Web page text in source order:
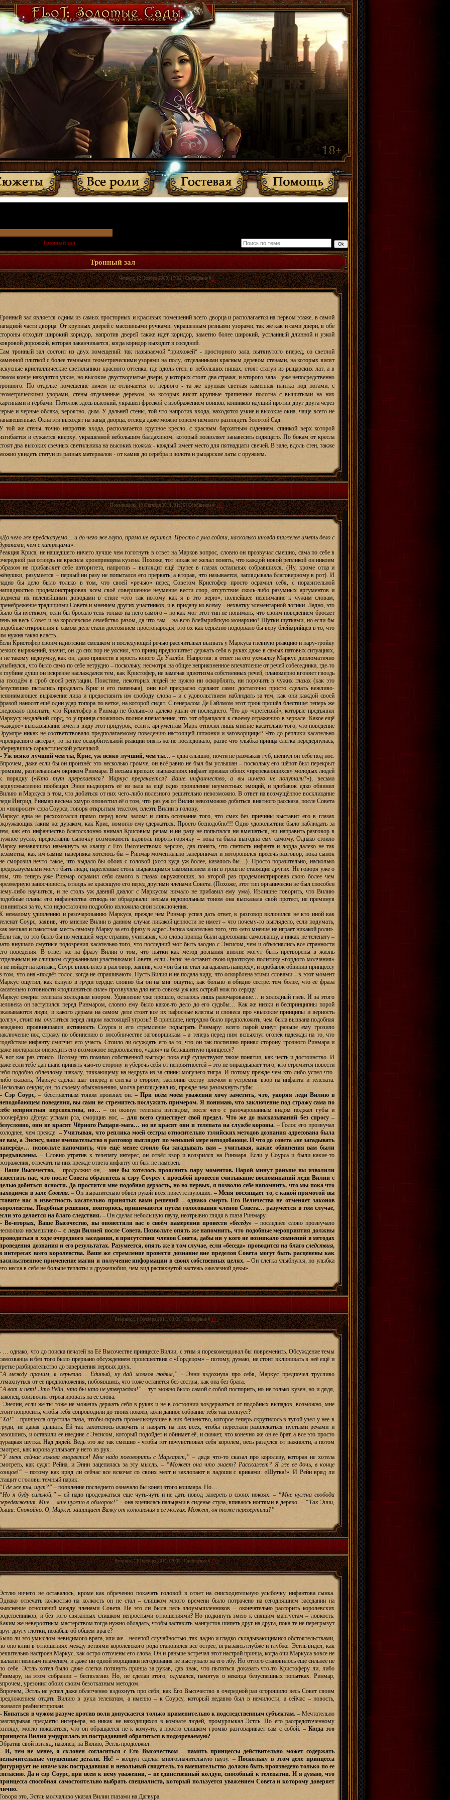
Тронный зал
Тронный зал
Четверг, 12 Ноября 2009, 17:52 | Сообщение #1
зал является одним из самых просторных и красивых помещений всего дворца и располагается на первом этаже, в самой
части дворца. От крупных дверей с массивными ручками, украшенным резными узорами, так же как и сами двери, в обе
отходит широкий коридор, напротив дверей также идет коридор, заметно более широкий, устланный длинной и узкой
дорожкой, которая заканчивается, когда коридор выходит в соседний.
тронный зал состоит из двух помещений: так называемой "прихожей" - просторного зала, вытянутого вперед, со светлой
плиткой с более темными геометрическими узорами на полу, отделанными красным деревом стенами, на которых висят
кристаллические светильники красного оттенка, где вдоль стен, в небольших нишах, стоят статуи из рыцарских лат, а в
конце находятся узкие, но высокие двустворчатые двери, у которых стоят два стража; и второго зала - уже непосредственно
По отделке помещение ничем не отличается от первого - та же крупная светлая каменная плитка под ногами, с
узорами, стены отделанные деревом, на которых висят крупные тряпичные полотна с вышитыми на них
и гербами. Потолок здесь высокий, украшен фреской с изображением воинов, конников идущий против друг друга через
и черные облака, вероятно, дым. У дальней стены, той что напротив входа, находятся узкие и высокие окна, чаще всего не
Окна эти выходят на запад дворца, отсюда даже можно совсем немного разглядеть Золотой Сад.
той же стены, точно напротив входа, располагается крупное кресло, с красным бархатным сидением, спинкой верх которой
и сужается кверху, украшенной небольшим балдахином, который позволяет занавесить сидящего. По бокам от кресла
два высоких свечных светильника на высоких ножках - каждый имеет место для пятнадцати свечей. В зале, вдоль стен, также
увидеть статуи из разных материалов - от камня до серебра и золота и рыцарские латы с оружием.
Понедельник, 10 Октября 2011, 01:36 | Сообщение #106
До чего же предсказуемо… и до чего же глупо, прямо не верится. Просто с ума сойти, насколько иногда тяжелее иметь дело с
чем с хитрецами».
Криса, не нашедшего ничего лучше чем гоготнуть в ответ на Марков вопрос, словно он прозвучал смешно, сама по себе в
раз отнюдь не красила кронпринцева кузена. Похоже, тот никак не желал понять, что каждой новой репликой он никоим
не прибавляет себе авторитета, напротив – выглядит ещё глупее в глазах остальных собравшихся. (Ну, кроме отца и
разумеется – первый ни разу не попытался его прервать, а вторая, что называется, заглядывала благоверному в рот). И
бы дело было только в том, что своей «речью» перед Советом Кристофер просто осрамил себя, с поразительной
продемонстрировав всем своё совершенное неумение вести спор, отсутствие сколь-либо разумных аргументов и
их нелепейшими доводами в стиле «это так потому как я в это верю», полнейшее невнимание к чужим словам,
традициями Совета и мнением других участников, и в придачу ко всему – нехватку элементарной логики. Ладно, это
бы пустяком, если бы бросало тень только на него самого – но как мог этот тип не понимать, что своим поведением бросает
на весь Совет и на королевское семейство разом, да что там – на всю блеймрийскую монархию! Шутки шутками, но если бы
откровения в самом деле стали достоянием простонародья, это ох как серьёзно подорвало бы веру блеймрийцев в то, что
нужна такая власть.
Кристофер своим идиотским смешком и последующей речью рассчитывал вызвать у Маркуса гневную реакцию и пару-тройку
выражений, значит, он до сих пор не уяснил, что принц предпочитает держать себя в руках даже в самых патовых ситуациях,
не такому недоумку, как он, дано привести в ярость юного Де Уаэлби. Напротив: в ответ на его ухмылку Маркус дипломатично
что было само по себе нетрудно – поскольку, несмотря на общее неприязненное впечатление от речей собеседника, где-то
глубине души он искренне наслаждался тем, как Кристофер, не замечая идиотизма собственных речей, планомерно вгоняет гвоздь
гвоздём в гроб своей репутации. Поистине, некоторых людей не нужно ни оскорблять, ни порочить в чужих глазах (как это
пытались проделать Крис и его папенька), они всё прекрасно сделают сами: достаточно просто сделать вежливо-
выражение лица и предоставить им свободу слова – и с удовольствием наблюдать за тем, как они каждой своей
наносят ещё один удар топора по ветке, на которой сидят. С генералом Де Гайлмом этот трюк прошёл блестяще: теперь же
признать, что Кристофер и Ринмар не больно-то далеко ушли от последнего. Что до «претензий», которые предъявил
недалёкий лорд, то у принца сложилось полное впечатление, что тот обращался к своему отражению в зеркале. Какое ещё
высказывание имел в виду этот придурок, если к аргументам Марк относил лишь мнение касательно того, что поведение
никак не соответствовало предполагаемому поведению настоящей шпионки и заговорщицы? Что до реплики касательно
актёра», то на неё оскорбительной реакции опять же не последовало, разве что улыбка принца слегка передёрнулась,
саркастической усмешкой.
Уж всяко лучший чем ты, Крис, уж всяко лучший, чем ты… – едва слышно, почти не размыкая губ, шепнул он себе под нос.
даже если бы он произнёс это несколько громче, он всё равно не был бы услышан – поскольку его шёпот был перекрыт
разгневанным окриком Ринмара. В весьма крепких выражениях инфант призвал обоих «пререкающихся» молодых людей
порядку («Кто тут пререкается? Маркус пререкается? Ваше инфанчество, а вы ничего не попутали?»), весьма
пообещал Энни выдворить её из зала за ещё одно проявление неуместных эмоций, и вдобавок едко обвинил
и Маркуса в том, что добиться от них чего-либо полезного решительно невозможно. В ответ на возмущённое восклицание
Ингрид, Ринмар весьма хмуро оповестил её о том, что раз уж от Вилии невозможно добиться внятного рассказа, после Совета
«попросит» сэра Соурса, говоря открытым текстом, влезть Вилии в голову.
едва не расхохотался прямо перед всем залом: и лишь осознание того, что смех без причины выставит его в глазах
таким же дураком, как Крис, помогло ему сдержаться. Просто бесподобно!!! Одно удовольствие было наблюдать за
как его инфанчество благосклонно внимал Крисовым речам и ни разу не попытался ни вмешаться, ни направить разговор в
русло, предоставив сыночку возможность вдоволь пороть горячку – пока та была выгодна ему самому. Однако стоило
ненавязчиво намекнуть на «вашу с Его Высочеством» версию, дав понять, что спетость инфанта и лорда далеко не так
как им самим наверняка хотелось бы – Ринмар моментально занервничал и поторопился пресечь разговор, пока сынок
сморозил нечто такое, что выдало бы обоих с головой (хотя куда уж более, казалось бы…). Просто поразительно, насколько
могут быть люди, наделённые столь выдающимся самомнением и ни в грош не ставящие других. Не говоря уже о
что теперь уже Ринмар осрамил себя самого в глазах окружающих, во второй раз продемонстрировав свою более чем
заносчивость, отнюдь не красящую его перед другими членами Совета. (Похоже, этот тип органически не был способен
либо научиться, и не столь уж давний диалог с Маркусом нимало не прибавил ему ума). Излишне говорить, что Вилию
планы его инфанчества отнюдь не обрадовали: весьма недовольным тоном она высказала свой протест, не преминув
за то, что недостаточно подробно изложила свои злоключения.
немалому удивлению и разочарованию Маркуса, прежде чем Ринмар успел дать ответ, в разговор вклинился не кто иной как
Соурс, заявив, что мнение Вилии в данном случае никакой ценности не имеет – что почему-то выглядело, если подумать,
мелкая и пакостная месть самому Марку за его фразу в адрес Энсиса касательно того, что «его мнение не играет никакой роли».
так, то это было бы по меньшей мере странно, учитывая, что слова принца были адресованы самозванцу, а никак не телепату –
внушало смутные подозрения касательно того, что последний мог быть заодно с Энсисом, чем и объяснялись все странности
поведения. В ответ же на фразу Вилии о том, что пытки как метод дознания вполне могут быть претворены в жизнь
не слишком сдержанными участниками Совета, если Энсис не оставит свою идиотскую политику «гордого молчания»
не пойдёт на контакт, Соурс вновь влез в разговор, заявив, что «он бы не стал загадывать наперёд», и вдобавок обвинив принцессу
том, что она «подаёт голос, когда не спрашивают». Пусть Вилия и не подала виду, что оскорблена этими словами – в этот момент
ощутил, как ёкнуло в груди сердце: словно бы он на миг ощутил, как больно и обидно сестре: тем более, что её фраза
готовности «подчиниться силе» прозвучала для него совсем уж как острый нож по сердцу.
смерил телепата холодным взором. Удивление уже прошло, осталось лишь разочарование… и холодный гнев. И за этого
он заступился перед Ринмаром, словно ему было какое-то дело до его судьбы… Как же низки и беспринципны порой
люди, и какого дерьма на самом деле стоят все их пафосные клятвы и словеса про «высокие принципы и верность
стоит им очутиться перед лицом настоящей угрозы! В принципе, нетрудно было предположить, чем была вызвана подобная
проявившаяся активность Соурса и его стремление подыграть Ринмару: всего парой минут раньше ему грозило
под стражу по обвинению в пособничестве заговорщикам – а теперь перед ним вспыхнул огонёк надежды на то, что
инфанту смягчит его участь. Стоило ли осуждать его за то, что он так поспешно принял сторону грозного Ринмара и
постарался опередить его возможное недовольство, «давя» на беззащитную принцессу?
вот как раз стоило. Потому что помимо собственной выгоды пока ещё существуют такие понятия, как честь и достоинство. И
если тебе дан шанс принять чью-то сторону и уберечь себя от неприятностей – это не оправдывает того, кто стремится повести
подобно облезлому шакалу, тявкающему на недруга из-за спины могучего тигра. И потому прежде чем кто-либо успел что-
сказать, Маркус сделал шаг вперёд и слегка в сторону, заслонив сестру плечом и устремив взор на инфанта и телепата.
секунд он, по своему обыкновению, молча разглядывал их, прежде чем разомкнуть губы.
Сэр Соурс, – бесстрастным тоном произнёс он.– При всём моём уважении хочу заметить, что, укоряя леди Вилию в
поведении, вы сами не стремитесь послужить примером. Я понимаю, что заключение под стражу сама по
неприятная перспектива, но… – он окинул телепата взглядом, после чего с разочарованным видом поджал губы и
дёрнул углами рта, сморщив нос,– для всего существует свой предел. Что же до высказываний без спросу –
они не красят Чёрного Рыцаря-мага… но не красят они и телепата на службе короны. – Голос его прозвучал
чем прежде. – Учитывая, что реплика моей сестры относительно тэлийских методов дознания адресована была
вам, а Энсису, ваше вмешательство в разговор выглядит по меньшей мере неподобающе. И что до совета «не загадывать
позвольте напомнить, что ещё менее стоило бы загадывать вам – учитывая, какие обвинения вам были
– Словно утратив к телепату интерес, он отвёл взор и воззрился на Ринмара. Если у Соурса и были какие-то
отвечать на них прежде ответа инфанту он был не намерен.
Ваше Высочество,– продолжил он,– мне бы хотелось прояснить пару моментов. Парой минут раньше вы изволили
нас, что после Совета обратитесь к сэру Соурсу с просьбой провести считывание воспоминаний леди Вилии с
добиться ясности. Да простится мне подобная дерзость, но во-первых, я позволю себе напомнить, что мы пока что
в зале Совета.– Он выразительно обвёл рукой всех присутствующих. – Меня восхищает то, с какой прямотой вы
нас в известность касательно принятых вами решений – однако смерть Его Величества не отменяет законов
Подобные решения, повторюсь, принимаются путём голосования членов Совета… разумеется в том случае,
это делается на благо следствия. – Он сделал небольшую паузу, неотрывно глядя в глаза Ринмару.
Во-вторых, Ваше Высочество, вы оповестили вас о своём намерении провести «беседу» – последнее слово прозвучало
насмешливо– с леди Вилией после Совета. Позвольте опять же напомнить, что подобные мероприятия должны
в ходе очередного заседания, в присутствии членов Совета, дабы ни у кого не возникало сомнений в методах
дознания и его результатах. Разумеется, опять же в том случае, если «беседа» проводится на благо следствия,
интересах всего королевства. Ваше же стремление провести дознание вне пределов Совета могут быть расценены как
применение магии и получение информации в своих собственных целях. – Он слегка улыбнулся, но улыбка
несла в себе не больше теплоты и дружелюбия, чем вид распахнутой настежь «железной девы».
Вторник, 11 Октября 2011, 00:25 | Сообщение #107
… однако, что до поиска печатей на Её Высочестве принцессе Вилии, с этим я порекомендовал бы повременить. Обсуждение темы
и без того было прервано обсуждением происшествия с «Гордецом» – потому, думаю, не стоит вклинивать в неё ещё и
разбирательство до завершения первых двух.
между прочим, я серьезно… Единый, ну дай мозгов людям,” - Энни вздохнула про себя, Маркус предпочел трусливо
от ее предположения, побоявшись, что тоже останется без сестры, как она без брата.
вот и нет! Это Рейн, что бы кто не утверждал!” – тут можно было самой с собой поспорить, но не только кузен, но и дядя,
соизволил отреагировать на ее слова.
Энелин, если же ты тоже не можешь держать себя в руках и не в состоянии воздержаться от подобных выпадов, возможно, мне
попросить, чтобы тебя сопроводили до твоих покоев, коли данное собрание тебя так волнует?
- принцесса опустила глаза, чтобы скрыть промелькнувшее в них бешенство, которое теперь скрутилось в тугой узел у нее в
не давая дышать. Ей так захотелось вскочить и наорать на них всех, чтобы перестали развлекаться пустыми речами и
и оставили ее наедине с Энсисом, который подойдет и обнимет её, и скажет, что конечно же он ее брат, а все это просто
шутка. Над дядей. Ведь это же так смешно - чтобы тот почувствовал себя королем, весь раздулся от важности, а потом
как корона уплывает у него из рук.
меня сейчас голова взорвется! Мне надо поговорить с Маргарет,” – дядя что-то сказал про королеву, которая не хотела
как судят Рейна, и Энни зацепилась за эту мысль. – “Может она что знает? Расскажет? Я же ее дочь, в конце
– потому как вряд ли сейчас все вскочат со своих мест и захлопают в ладоши с криками: «Шутка!». И Рейн вряд ли
с головы темный парик.
же ты, шут?” – появление последнего означало бы конец этого кошмара. Но…
я буду сильной,” – ей надо продержаться еще чуть-чуть и не дать повод запереть в своих покоях. – “Мне нужна свобода
Мне… мне нужно в обморок!” – она вцепилась пальцами в сиденье стула, впиваясь ногтями в дерево. – “Так Энни,
Спокойно. О, Маркус защищает Вилку от копошения в ее мозгах. Может, он тоже перевертыш?”
Вторник, 11 Октября 2011, 09:39 | Сообщение #108
ничего не оставалось, кроме как обреченно покачать головой в ответ на снисходительную улыбочку инфантова сынка.
отвечать колкостью на колкость он не стал – слишком много времени было потрачено на сегодняшнем заседании на
отношений между членами Совета. Не это ли была цель злоумышленников – окончательно рассорить королевских
и без того связанных слишком непростыми отношениями? Но подкинуть змею к спящим мангустам – ловкость.
же невероятным мастерством тогда нужно обладать, чтобы заставить мангустов шипеть друг на друга, пока те не перегрызут
другу глотки, позабыв об общем враге?
ли это умыслом невидимого врага, или же – нелепой случайностью, так ладно и гладко складывающимися обстоятельствами,
оно клин в отношениях между ветвями королевского рода становился все острее, вгрызаясь глубже и глубже. Эстль видел, как
настроен Маркус, как остро отточены его слова. Он и раньше встречал этот настрой принца, когда очи Маркуса вовсе не
гневным пламенем, и даже ни одной морщинки негодования не выступало на его лбу. Но оттого становилось еще сильнее не
себе. Эстль хотел было даже слегка потянуть принца за рукав, дав знак, что пытаться доказать что-то Кристоферу ли, либо
на этом собрании – бесполезно. Но, не сделав этого, одумался, памятуя о некогда безуспешных попытках. Ринмар,
урезонил обоих своим безотказным методом.
Эстль не успел даже облегченно вздохнуть про себя, как Его Высочество в очередной раз огорошило весь Совет своим
отдать Вилию в руки телепатам, а именно – к Соурсу, который недавно был в немилости, а сейчас – новость,
реабилитирован.
Копаться в чужом разуме против воли допускается только применительно к подследственным субъектам. – Мечтательно
предметы интерьера, но никак не находящихся в комнате людей, промурлыкал Эстль. По его рассредоточенному
могло показаться, что он обращается не к кому-то, а просто слишком громко разговаривает сам с собой. –Когда это
Вилия умудрилась из пострадавшей обратиться в подозреваемую?
свой взгляд, наконец, на Вилию, Эстль продолжил:
И, тем не менее, я склонен согласиться с Его Высочеством – память принцессы действительно может содержать
упущенные детали. Но! – колдун сделал многозначительную паузу. –Поскольку в этом деле принцесса
не иначе как пострадавшая и невольный свидетель, то вмешательство должно быть произведено только по ее
Да и сэр Соурс, при всем к нему уважении, – не единственный колдун, способный к телепатии. И я думаю, что
способная самостоятельно выбрать специалиста, который пользуется уважением Совета и которому доверяет
это, Эстль молчаливо указал Вилии глазами на Дагвура.